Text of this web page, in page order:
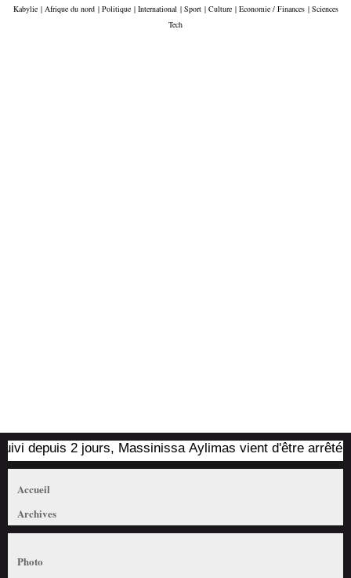
Kabylie | Afrique du nord | Politique | International | Sport | Culture | Economie / Finances | Sciences
Tech
depuis 2 jours, Massinissa Aylimas vient d'être arrêté par
Accueil
Archives
Photo